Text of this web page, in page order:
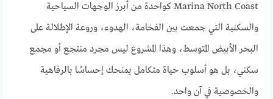
Marina North Coast كواحدة من أبرز الوجهات السياحية
والسكنية التي جمعت بين الفخامة، الهدوء، وروعة الإطلالة على
البحر الأبيض المتوسط، وهذا المشروع ليس مجرد منتجع أو مجمع
سكني، بل هو أسلوب حياة متكامل يمنحك إحساسًا بالرفاهية
والخصوصية في آن واحد.